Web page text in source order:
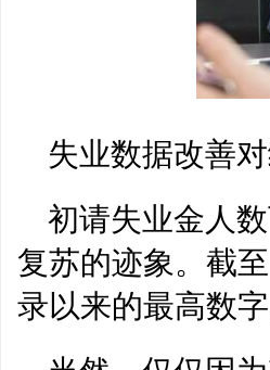
失业数据改善
初请失业金人
复苏的迹象。截
录以来的最高数字